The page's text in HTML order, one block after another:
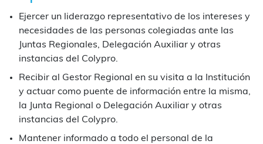
Ejercer un liderazgo representativo de los intereses y
necesidades de las personas colegiadas ante las
Juntas Regionales, Delegación Auxiliar y otras
instancias del Colypro.
Recibir al Gestor Regional en su visita a la Institución
y actuar como puente de información entre la misma,
la Junta Regional o Delegación Auxiliar y otras
instancias del Colypro.
Mantener informado a todo el personal de la